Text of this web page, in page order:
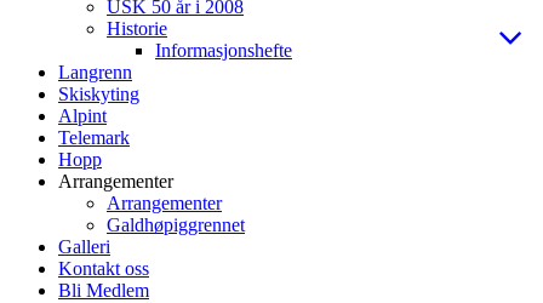
USK 50 år i 2008
Historie
Informasjonshefte
Langrenn
Skiskyting
Alpint
Telemark
Hopp
Arrangementer
Arrangementer
Galdhøpiggrennet
Galleri
Kontakt oss
Bli Medlem